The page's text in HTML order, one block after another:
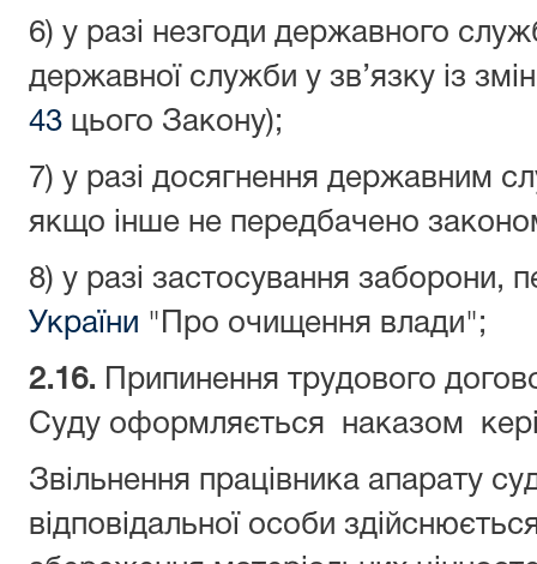
6) у разі незгоди державного
державної служби у зв’язку із
43 цього Закону);
7) у разі досягнення державним
якщо інше не передбачено
8) у разі застосування заборони,
України "Про очищення влади";
2.16. Припинення трудового
Суду оформляється наказом
Звільнення працівника апарату
відповідальної особи